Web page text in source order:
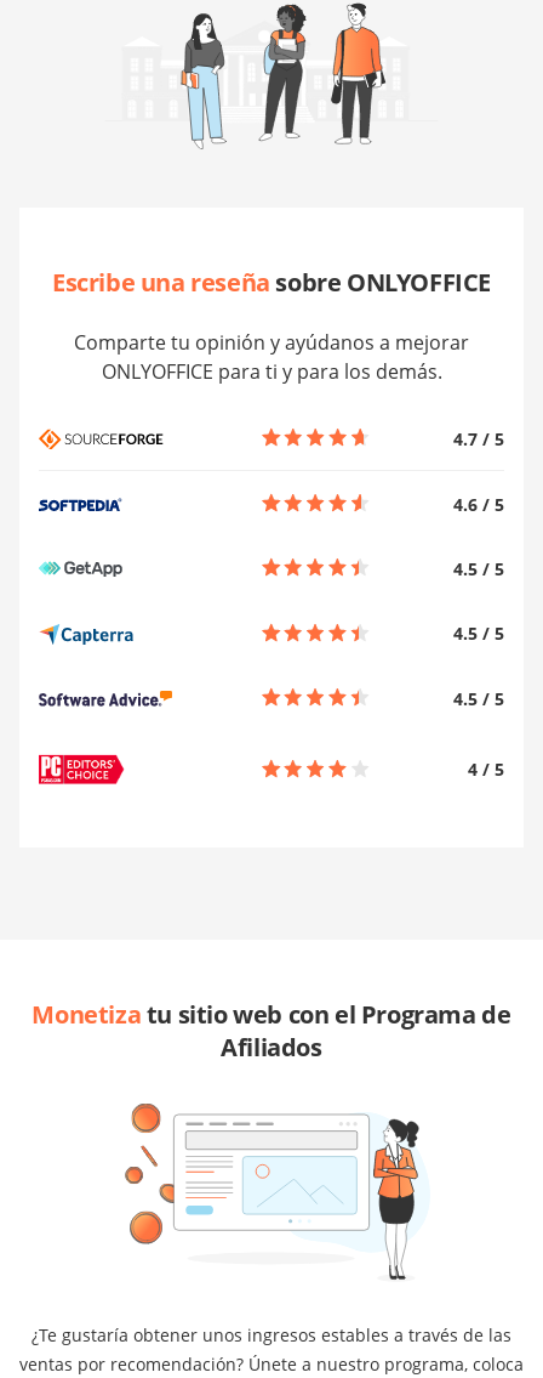
Escribe una reseña sobre ONLYOFFICE
Comparte tu opinión y ayúdanos a mejorar
ONLYOFFICE para ti y para los demás.
4.7 / 5
4.6 / 5
4.5 / 5
4.5 / 5
4.5 / 5
4 / 5
Monetizatu sitio web con el Programa de
Afiliados
¿Te gustaría obtener unos ingresos estables a través de las
ventas por recomendación? Únete a nuestro programa, coloca